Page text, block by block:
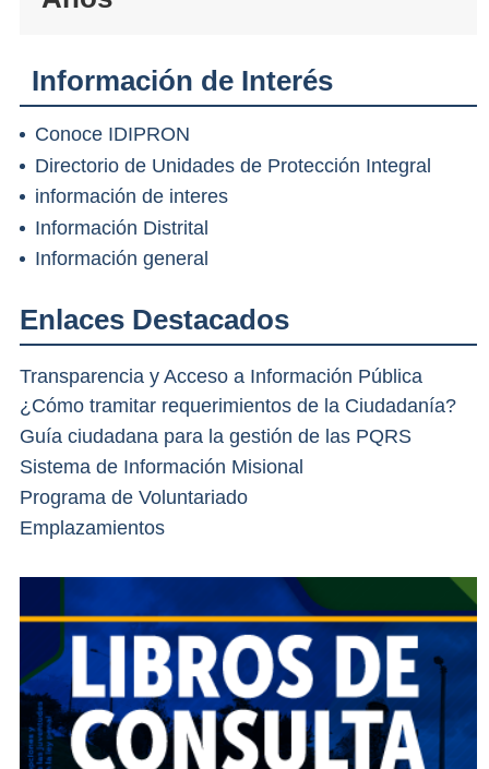
Información de Interés
Conoce IDIPRON
Directorio de Unidades de Protección Integral
información de interes
Información Distrital
Información general
Enlaces Destacados
Transparencia y Acceso a Información Pública
¿Cómo tramitar requerimientos de la Ciudadanía?
Guía ciudadana para la gestión de las PQRS
Sistema de Información Misional
Programa de Voluntariado
Emplazamientos